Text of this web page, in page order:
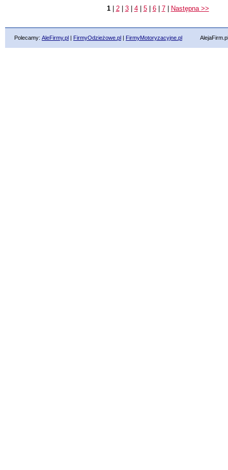
1| 2| 3| 4| 5| 6| 7| Następna >>
Polecamy: AleFirmy.pl | FirmyOdzieżowe.pl | FirmyMotoryzacyjne.pl AlejaFirm.pl